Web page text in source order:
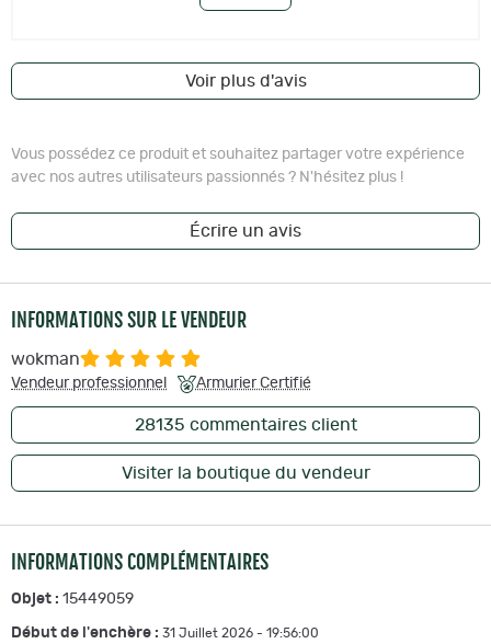
Voir plus d'avis
Vous possédez ce produit et souhaitez partager votre expérience
avec nos autres utilisateurs passionnés ? N'hésitez plus !
Écrire un avis
INFORMATIONS SUR LE VENDEUR
wokman
Vendeur professionnel Armurier Certifié
28135 commentaires client
Visiter la boutique du vendeur
INFORMATIONS COMPLÉMENTAIRES
Objet : 15449059
Début de l'enchère : 31 Juillet 2026 - 19:56:00